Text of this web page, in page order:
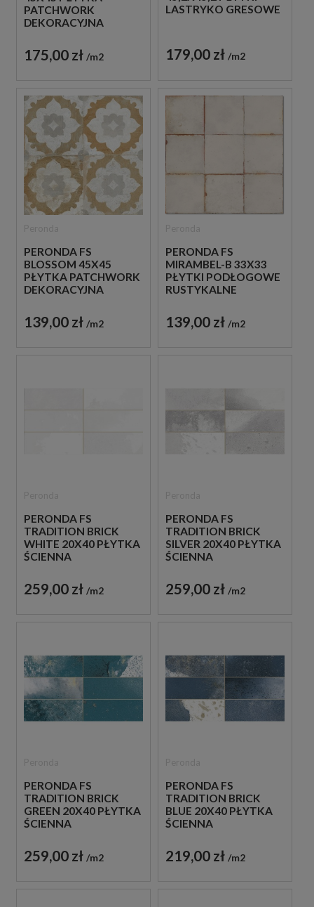
PATCHWORK
DEKORACYJNA
175,00 zł m2
LASTRYKO GRESOWE
179,00 zł m2
PERONDA FS
BLOSSOM 45X45
PŁYTKA PATCHWORK
DEKORACYJNA
139,00 zł m2
PERONDA FS
MIRAMBEL-B 33X33
PŁYTKI PODŁOGOWE
RUSTYKALNE
139,00 zł m2
PERONDA FS
TRADITION BRICK
WHITE 20X40 PŁYTKA
ŚCIENNA
259,00 zł m2
PERONDA FS
TRADITION BRICK
SILVER 20X40 PŁYTKA
ŚCIENNA
259,00 zł m2
PERONDA FS
TRADITION BRICK
GREEN 20X40 PŁYTKA
ŚCIENNA
259,00 zł m2
PERONDA FS
TRADITION BRICK
BLUE 20X40 PŁYTKA
ŚCIENNA
219,00 zł m2